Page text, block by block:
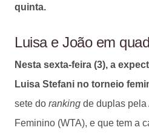
quinta.
Luisa e João em
Nesta sexta-feira (3), a
Luisa Stefani no torneio
sete do ranking de duplas
Feminino (WTA), e que tem a